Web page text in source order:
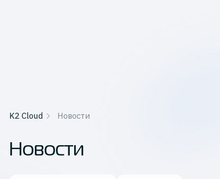
K2 Cloud Новости
Новости